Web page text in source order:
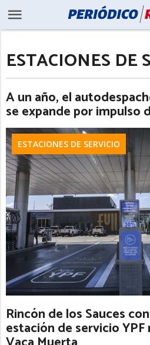
ESTACIONES DE
A un año, el
se expande por impulso
ESTACIONES DE SERVICIO
Rincón de los Sauces
estación de servicio